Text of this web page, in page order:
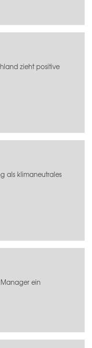
zieht positive
als klimaneutrales
Manager ein